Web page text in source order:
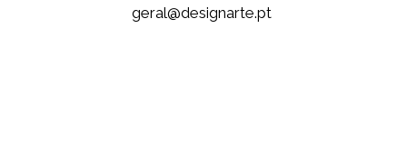
tp.etrangised@lareg